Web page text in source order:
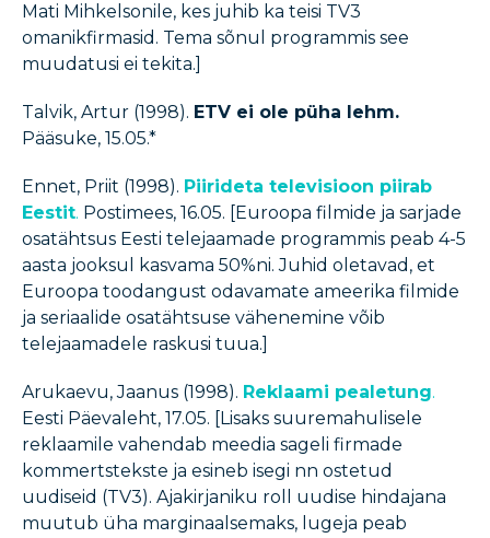
Mati Mihkelsonile, kes juhib ka teisi TV3
omanikfirmasid. Tema sõnul programmis see
muudatusi ei tekita.]
Talvik, Artur (1998). ETV ei ole püha lehm.
Pääsuke, 15.05.*
Ennet, Priit (1998). Piirideta televisioon piirab
Eestit. Postimees, 16.05. [Euroopa filmide ja sarjade
osatähtsus Eesti telejaamade programmis peab 4-5
aasta jooksul kasvama 50%ni. Juhid oletavad, et
Euroopa toodangust odavamate ameerika filmide
ja seriaalide osatähtsuse vähenemine võib
telejaamadele raskusi tuua.]
Arukaevu, Jaanus (1998). Reklaami pealetung.
Eesti Päevaleht, 17.05. [Lisaks suuremahulisele
reklaamile vahendab meedia sageli firmade
kommertstekste ja esineb isegi nn ostetud
uudiseid (TV3). Ajakirjaniku roll uudise hindajana
muutub üha marginaalsemaks, lugeja peab